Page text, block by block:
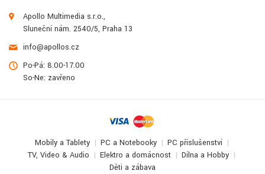
Apollo Multimedia s.r.o.,
Sluneční nám. 2540/5, Praha 13
info@apollos.cz
Po-Pá: 8.00-17.00
So-Ne: zavřeno
Mobily a Tablety PC a Notebooky
PC příslušenství
TV, Video & Audio
Elektro a domácnost
Dílna a Hobby
Děti a zábava